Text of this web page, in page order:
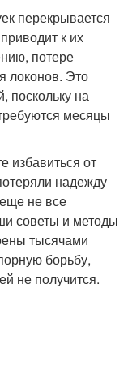
перекрывается
к их
потере
локонов. Это
поскольку на
месяцы
избавиться от
надежду
не все
советы и методы
тысячами
борьбу,
не получится.